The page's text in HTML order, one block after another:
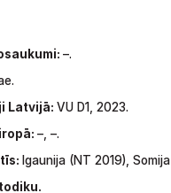
–.
Latvijā: VU D1, 2023.
–, –.
Igaunija (NT 2019), Somija